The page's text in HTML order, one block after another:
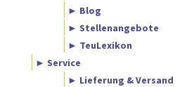
► Blog
► Stellenangebote
► TeuLexikon
► Service
► Lieferung & Versand